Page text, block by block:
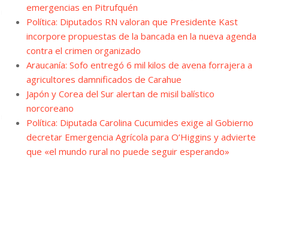
emergencias en Pitrufquén
Política: Diputados RN valoran que Presidente Kast
incorpore propuestas de la bancada en la nueva agenda
contra el crimen organizado
Araucanía: Sofo entregó 6 mil kilos de avena forrajera a
agricultores damnificados de Carahue
Japón y Corea del Sur alertan de misil balístico
norcoreano
Política: Diputada Carolina Cucumides exige al Gobierno
decretar Emergencia Agrícola para O’Higgins y advierte
que «el mundo rural no puede seguir esperando»